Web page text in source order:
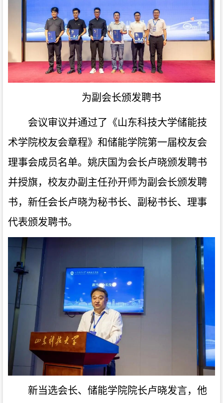
为副会长颁发聘书
会议审议并通过了《山东科技大学储能技
术学院校友会章程》和储能学院第一届校友会
理事会成员名单。姚庆国为会长卢晓颁发聘书
并授旗，校友办副主任孙开师为副会长颁发聘
书，新任会长卢晓为秘书长、副秘书长、理事
代表颁发聘书。
新当选会长、储能学院院长卢晓发言，他